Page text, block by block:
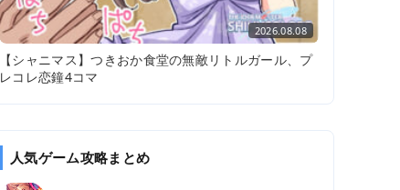
2026.08.08
【シャニマス】つきおか食堂の無敵リトルガール、プ
レコレ恋鐘4コマ
人気ゲーム攻略まとめ